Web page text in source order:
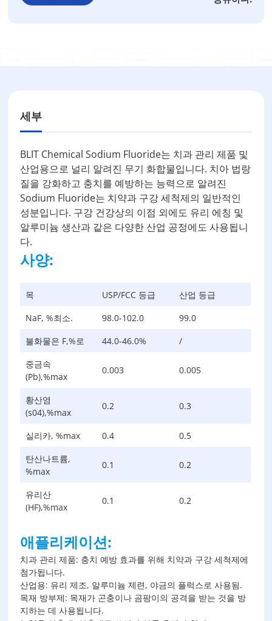
세부
BLIT Chemical Sodium Fluoride는 치과 관리 제품 및
산업용으로 널리 알려진 무기 화합물입니다. 치아 법랑
질을 강화하고 충치를 예방하는 능력으로 알려진
Sodium Fluoride는 치약과 구강 세척제의 일반적인
성분입니다. 구강 건강상의 이점 외에도 유리 에칭 및
알루미늄 생산과 같은 다양한 산업 공정에도 사용됩니
다.
사양:
목 USP/FCC 등급
산업 등급
NaF, %최소.
98.0-102.0
99.0
불화물은 F,%로
44.0-46.0%
/
중금속
(Pb),%max
0.003 0.005
황산염
(s04),%max
0.2 0.3
실리카, %max 0.4
0.5
탄산나트륨,
%max
0.1 0.2
유리산
(HF),%max
0.1 0.2
애플리케이션:
치과 관리 제품: 충치 예방 효과를 위해 치약과 구강 세척제에
첨가됩니다.
산업용: 유리 제조, 알루미늄 제련, 야금의 플럭스로 사용됨.
목재 방부제: 목재가 곤충이나 곰팡이의 공격을 받는 것을 방
지하는 데 사용됩니다.